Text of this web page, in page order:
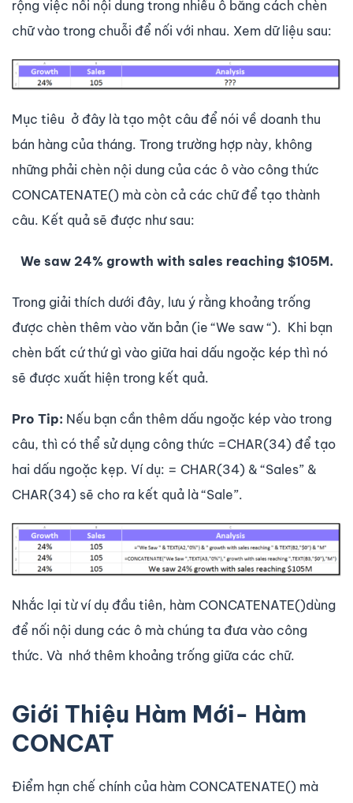
rộng việc nối nội dung trong nhiều ô bằng cách chèn
chữ vào trong chuỗi để nối với nhau. Xem dữ liệu sau:
Mục tiêu ở đây là tạo một câu để nói về doanh thu
bán hàng của tháng. Trong trường hợp này, không
những phải chèn nội dung của các ô vào công thức
CONCATENATE() mà còn cả các chữ để tạo thành
câu. Kết quả sẽ được như sau:
We saw 24% growth with sales reaching $105M.
Trong giải thích dưới đây, lưu ý rằng khoảng trống
được chèn thêm vào văn bản (ie “We saw “). Khi bạn
chèn bất cứ thứ gì vào giữa hai dấu ngoặc kép thì nó
sẽ được xuất hiện trong kết quả.
Pro Tip: Nếu bạn cần thêm dấu ngoặc kép vào trong
câu, thì có thể sử dụng công thức =CHAR(34) để tạo
hai dấu ngoặc kẹp. Ví dụ: = CHAR(34) & “Sales” &
CHAR(34) sẽ cho ra kết quả là “Sale”.
Nhắc lại từ ví dụ đầu tiên, hàm CONCATENATE()dùng
để nối nội dung các ô mà chúng ta đưa vào công
thức. Và nhớ thêm khoảng trống giữa các chữ.
Giới Thiệu Hàm Mới- Hàm
CONCAT
Điểm hạn chế chính của hàm CONCATENATE() mà